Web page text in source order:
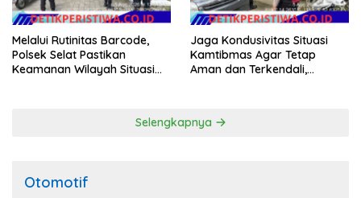
Melalui Rutinitas Barcode,
Polsek Selat Pastikan
Keamanan Wilayah Situasi
Jaga Kondusivitas Situasi
Kamtibmas Agar Tetap
Aman dan Terkendali,
Selengkapnya
Otomotif